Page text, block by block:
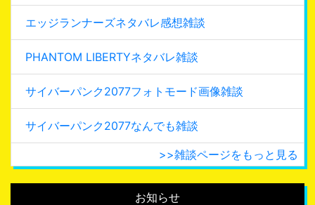
エッジランナーズネタバレ感想雑談
PHANTOM LIBERTYネタバレ雑談
サイバーパンク2077フォトモード画像雑談
サイバーパンク2077なんでも雑談
>>雑談ページをもっと見る
お知らせ